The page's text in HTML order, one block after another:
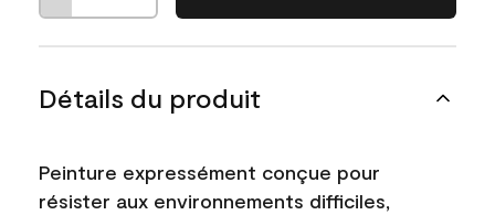
Détails du produit
Peinture expressément conçue pour
résister aux environnements difficiles,